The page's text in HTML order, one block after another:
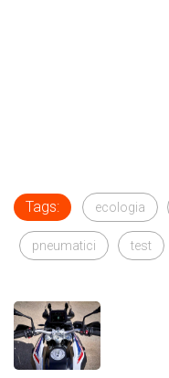
Tags: ecologia
pneumatici test